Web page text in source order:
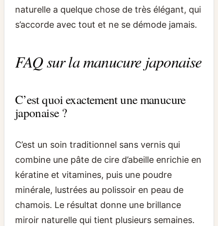
naturelle a quelque chose de très élégant, qui
s’accorde avec tout et ne se démode jamais.
FAQ sur la manucure japonaise
C’est quoi exactement une manucure
japonaise ?
C’est un soin traditionnel sans vernis qui
combine une pâte de cire d’abeille enrichie en
kératine et vitamines, puis une poudre
minérale, lustrées au polissoir en peau de
chamois. Le résultat donne une brillance
miroir naturelle qui tient plusieurs semaines.